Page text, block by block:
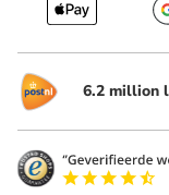
6.2 million